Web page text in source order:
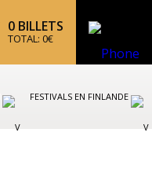
0 BILLETS
TOTAL: 0€
FESTIVALS EN FINLANDE